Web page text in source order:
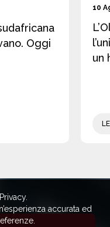
Oggi
10
un
accurata ed